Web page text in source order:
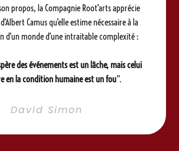
propos, la Compagnie Root’arts apprécie
Camus qu’elle estime nécessaire à la
d’un monde d’une intraitable complexité :
des événements est un lâche, mais celui
en la condition humaine est un fou”.
David Simon